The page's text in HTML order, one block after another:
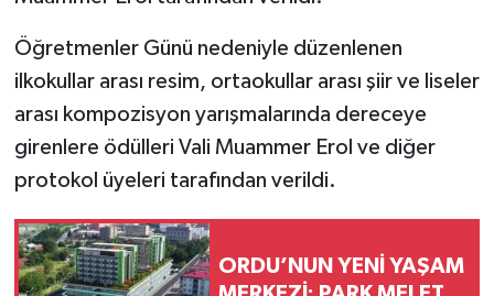
Öğretmenler Günü nedeniyle düzenlenen
ilkokullar arası resim, ortaokullar arası şiir ve liseler
arası kompozisyon yarışmalarında dereceye
girenlere ödülleri Vali Muammer Erol ve diğer
protokol üyeleri tarafından verildi.
ORDU’NUN YENİ YAŞAM